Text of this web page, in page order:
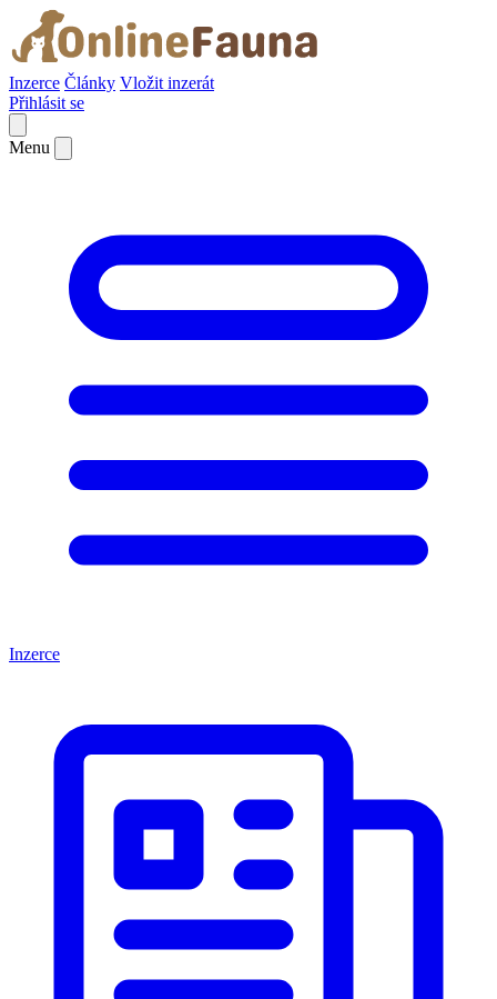
Inzerce Články Vložit inzerát
Přihlásit se
Menu
Inzerce